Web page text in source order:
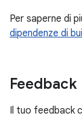
Per saperne di
dipendenze di
Feedback
Il tuo feedback